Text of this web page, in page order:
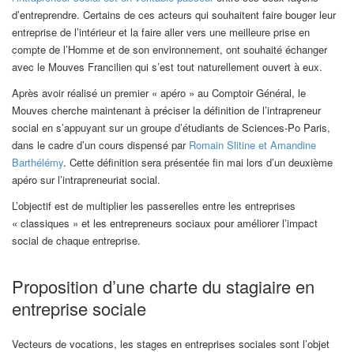
d’entreprendre. Certains de ces acteurs qui souhaitent faire bouger leur
entreprise de l’intérieur et la faire aller vers une meilleure prise en
compte de l’Homme et de son environnement, ont souhaité échanger
avec le Mouves Francilien qui s’est tout naturellement ouvert à eux.
Après avoir réalisé un premier « apéro » au Comptoir Général, le
Mouves cherche maintenant à préciser la définition de l’intrapreneur
social en s’appuyant sur un groupe d’étudiants de Sciences-Po Paris,
dans le cadre d’un cours dispensé par Romain Slitine et Amandine
Barthélémy. Cette définition sera présentée fin mai lors d’un deuxième
apéro sur l’intrapreneuriat social.
L’objectif est de multiplier les passerelles entre les entreprises
« classiques » et les entrepreneurs sociaux pour améliorer l’impact
social de chaque entreprise.
Proposition d’une charte du stagiaire en
entreprise sociale
Vecteurs de vocations, les stages en entreprises sociales sont l’objet